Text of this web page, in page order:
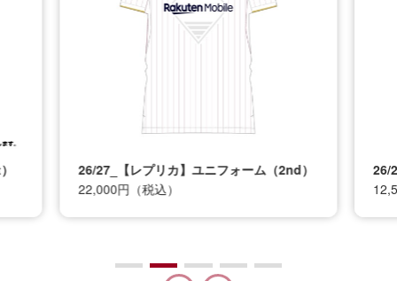
26/27_【レプリカ】ユニフォーム（2nd）
22,000円（税込）
26/